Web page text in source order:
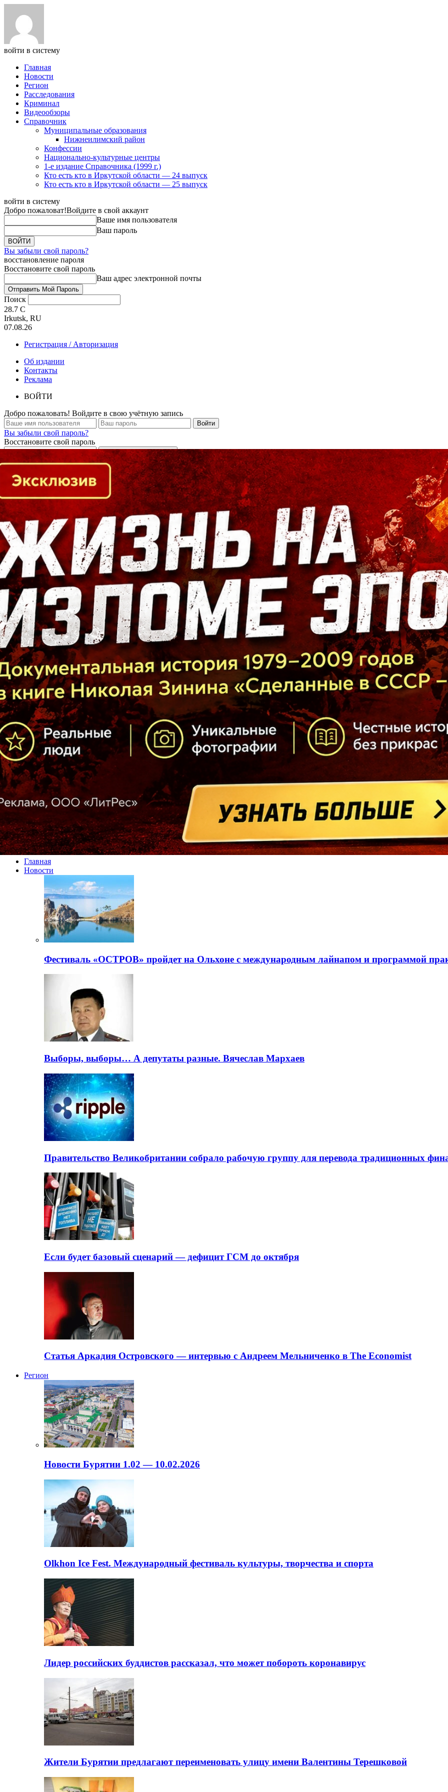
войти в систему
Главная
Новости
Регион
Расследования
Криминал
Видеообзоры
Справочник
Муниципальные образования
Нижнеилимский район
Конфессии
Национально-культурные центры
1-е издание Справочника (1999 г.)
Кто есть кто в Иркутской области — 24 выпуск
Кто есть кто в Иркутской области — 25 выпуск
войти в систему
Добро пожаловат!Войдите в свой аккаунт
Ваше имя пользователя
Ваш пароль
Вы забыли свой пароль?
восстановление пароля
Восстановите свой пароль
Ваш адрес электронной почты
Поиск
28.7 C
Irkutsk, RU
07.08.26
Регистрация / Авторизация
Об издании
Контакты
Реклама
ВОЙТИ
Добро пожаловать! Войдите в свою учётную запись
Вы забыли свой пароль?
Восстановите свой пароль
Кто есть кто в Байкальском регионе
Главная
Новости
Фестиваль «ОСТРОВ» пройдет на Ольхоне с международным лайнапом и программой
Выборы, выборы… А депутаты разные. Вячеслав Мархаев
Правительство Великобритании собрало рабочую группу для перевода традиционных
Если будет базовый сценарий — дефицит ГСМ до октября
Статья Аркадия Островского — интервью с Андреем Мельниченко в The Economist
Регион
Новости Бурятии 1.02 — 10.02.2026
Olkhon Ice Fest. Международный фестиваль культуры, творчества и спорта
Лидер российских буддистов рассказал, что может побороть коронавирус
Жители Бурятии предлагают переименовать улицу имени Валентины Терешковой